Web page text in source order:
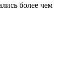
более чем